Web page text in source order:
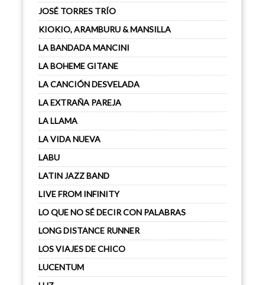
JOSÉ TORRES TRÍO
KIOKIO, ARAMBURU & MANSILLA
LA BANDADA MANCINI
LA BOHEME GITANE
LA CANCIÓN DESVELADA
LA EXTRAÑA PAREJA
LA LLAMA
LA VIDA NUEVA
LABU
LATIN JAZZ BAND
LIVE FROM INFINITY
LO QUE NO SÉ DECIR CON PALABRAS
LONG DISTANCE RUNNER
LOS VIAJES DE CHICO
LUCENTUM